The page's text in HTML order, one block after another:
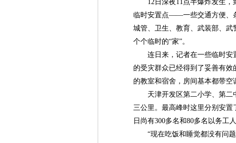
12日深夜11点半爆炸发生，
临时安置点——一些交通方便、
城管、卫生、教育、武装部、
个个临时的“家”。
连日来，记者在一些临时安
的受灾群众已经得到了妥善有
的教室和宿舍，房间基本都带空
天津开发区第二小学、第二
三公里。最高峰时这里分别安置
日尚有300多名和80多名以务工
“现在吃饭和睡觉都没有问题